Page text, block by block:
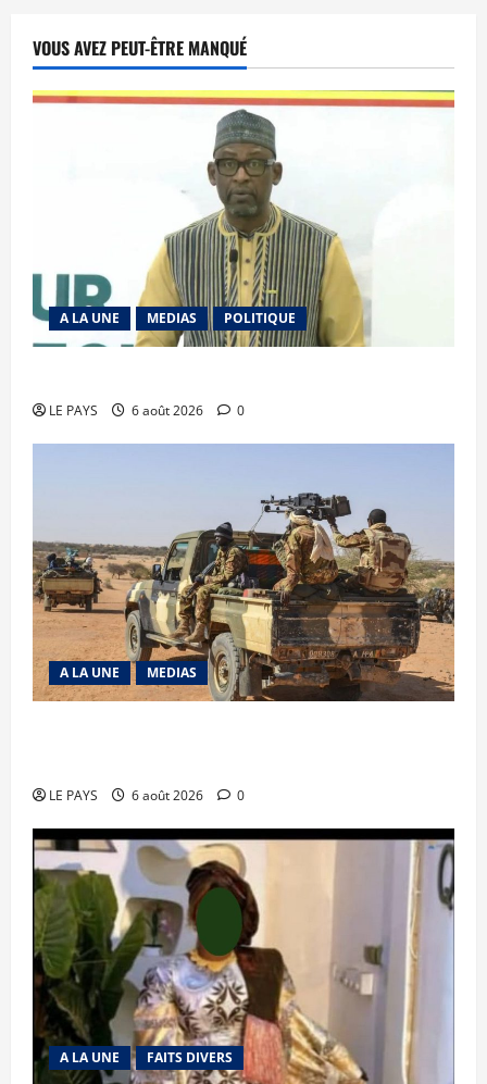
VOUS AVEZ PEUT-ÊTRE MANQUÉ
A LA UNE MEDIAS POLITIQUE
LE PAYS 6 août 2026 0
A LA UNE MEDIAS
LE PAYS 6 août 2026 0
A LA UNE FAITS DIVERS